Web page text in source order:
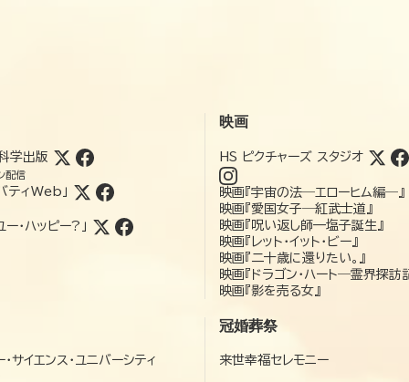
学出版
配信
ティWeb」
ー・ハッピー?」
映画
HS ピクチャーズ スタジオ
映画『宇宙の法―エローヒム編―』
映画『愛国女子―紅武士道』
映画『呪い返し師—塩子誕生』
映画『レット・イット・ビー』
映画『二十歳に還りたい。』
映画『ドラゴン・ハート―霊界探訪
映画『影を売る女』
サイエンス・ユニバーシティ
冠婚葬祭
来世幸福セレモニー